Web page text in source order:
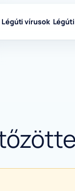
Légúti vírusok